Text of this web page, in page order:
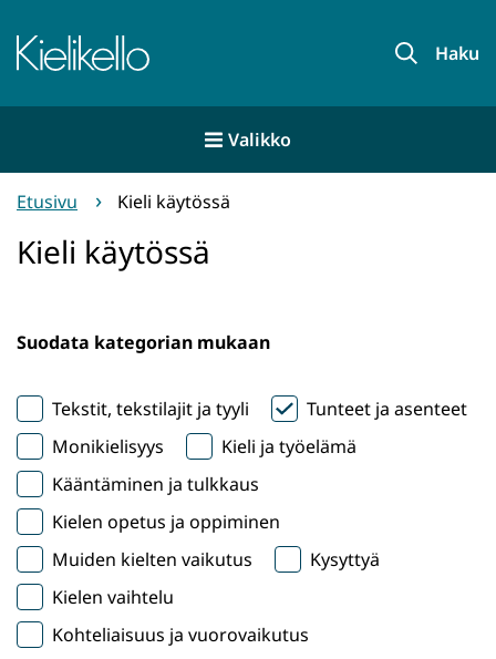
sisältöön
Etusivu Haku
Valikko
Etusivu Kieli käytössä
Kieli käytössä
Suodata kategorian mukaan
Tekstit, tekstilajit ja tyyli
Tunteet ja asenteet
Monikielisyys
Kieli ja työelämä
Kääntäminen ja tulkkaus
Kielen opetus ja oppiminen
Muiden kielten vaikutus
Kysyttyä
Kielen vaihtelu
Kohteliaisuus ja vuorovaikutus